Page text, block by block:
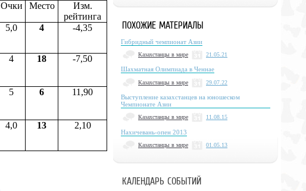
Очки Место
Изм.
рейтинга
5,0 4 -4,35
4 18 -7,50
5 6 11,90
4,0 13 2,10
ПОХОЖИЕ МАТЕРИАЛЫ
Гибридный чемпионат Азии
Казахстанцы в мире 21.05.21
Шахматная Олимпиада в Ченнае
Казахстанцы в мире 29.07.22
Выступление казахстанцев на юношеском
Чемпионате Азии
Казахстанцы в мире 11.08.15
Нахичевань-опен 2013
Казахстанцы в мире 01.05.13
КАЛЕНДАРЬ СОБЫТИЙ